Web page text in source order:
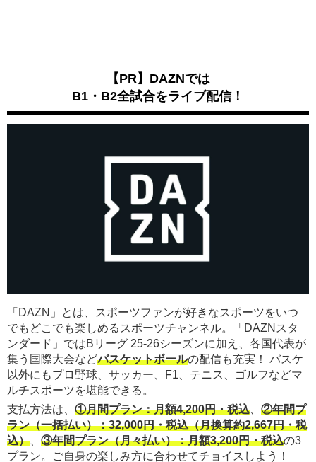
【PR】DAZNでは
B1・B2全試合をライブ配信！
「DAZN」とは、スポーツファンが好きなスポーツをいつ
でもどこでも楽しめるスポーツチャンネル。「DAZNスタ
ンダード」ではBリーグ 25-26シーズンに加え、各国代表が
集う国際大会などバスケットボールの配信も充実！ バスケ
以外にもプロ野球、サッカー、F1、テニス、ゴルフなどマ
ルチスポーツを堪能できる。
支払方法は、 ①月間プラン：月額4,200円・税込、 ②年間プ
ラン（一括払い）：32,000円・税込（月換算約2,667円・税
込）、 ③年間プラン（月々払い）：月額3,200円・税込の3
プラン。ご自身の楽しみ方に合わせてチョイスしよう！